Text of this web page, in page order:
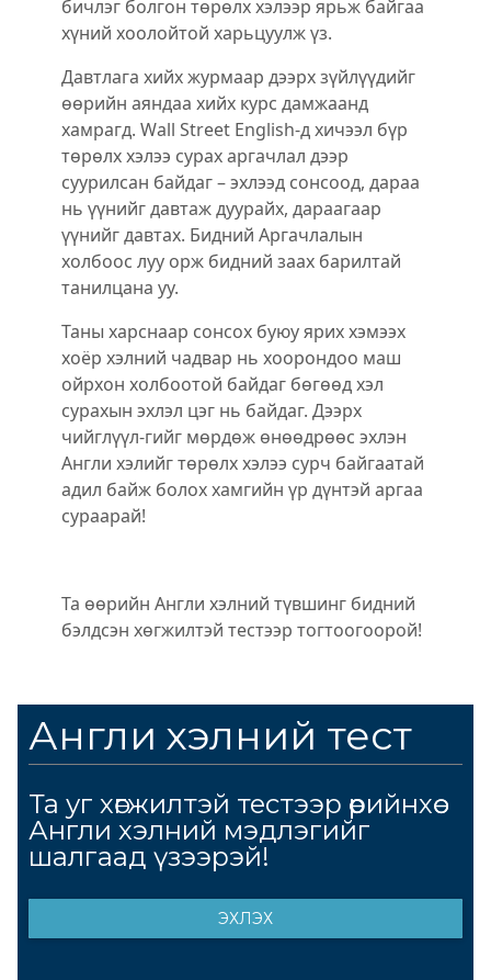
бичлэг болгон төрөлх хэлээр ярьж байгаа
хүний хоолойтой харьцуулж үз.
Давтлага хийх журмаар дээрх зүйлүүдийг
өөрийн аяндаа хийх курс дамжаанд
хамрагд. Wall Street English-д хичээл бүр
төрөлх хэлээ сурах аргачлал дээр
суурилсан байдаг – эхлээд сонсоод, дараа
нь үүнийг давтаж дуурайх, дараагаар
үүнийг давтах. Бидний Аргачлалын
холбоос луу орж бидний заах барилтай
танилцана уу.
Таны харснаар сонсох буюу ярих хэмээх
хоёр хэлний чадвар нь хоорондоо маш
ойрхон холбоотой байдаг бөгөөд хэл
сурахын эхлэл цэг нь байдаг. Дээрх
чийглүүл-гийг мөрдөж өнөөдрөөс эхлэн
Англи хэлийг төрөлх хэлээ сурч байгаатай
адил байж болох хамгийн үр дүнтэй аргаа
сураарай!
Та өөрийн Англи хэлний түвшинг бидний
бэлдсэн хөгжилтэй тестээр тогтоогоорой!